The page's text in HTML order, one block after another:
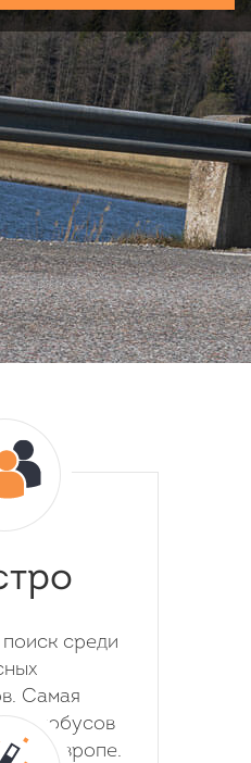
среди
Самая
автобусов
и Европе.